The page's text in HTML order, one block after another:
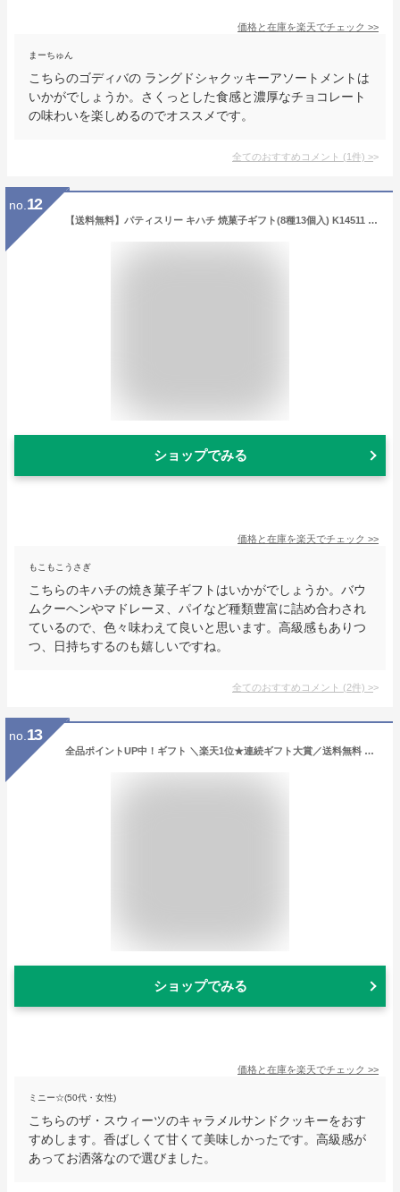
価格と在庫を楽天でチェック >>
まーちゅん
こちらのゴディバの ラングドシャクッキーアソートメントは
いかがでしょうか。さくっとした食感と濃厚なチョコレート
の味わいを楽しめるのでオススメです。
全てのおすすめコメント (1件) >
no. 12
【送料無料】パティスリー キハチ 焼菓子ギフト(8種13個入) K14511 菓子折り 洋菓子 内祝い 出産内祝い 結婚内祝い 快気祝い 入学内祝い 手土産 香典返し お返し 法人 企業 大量注文可
ショップでみる
価格と在庫を楽天でチェック >>
もこもこうさぎ
こちらのキハチの焼き菓子ギフトはいかがでしょうか。バウ
ムクーヘンやマドレーヌ、パイなど種類豊富に詰め合わされ
ているので、色々味わえて良いと思います。高級感もありつ
つ、日持ちするのも嬉しいですね。
全てのおすすめコメント (2件) >
no. 13
全品ポイントUP中！ギフト ＼楽天1位★連続ギフト大賞／送料無料 内祝い スイーツ お返し ザ・スウィーツ キャラメルサンドクッキー（20個）（包装済）RSCS20 / 手土産 お菓子 個包装 出産内祝い メッセージカード スイーツ 贈答品 JGS 父の日ギフト
ショップでみる
価格と在庫を楽天でチェック >>
ミニー☆(50代・女性)
こちらのザ・スウィーツのキャラメルサンドクッキーをおす
すめします。香ばしくて甘くて美味しかったです。高級感が
あってお洒落なので選びました。